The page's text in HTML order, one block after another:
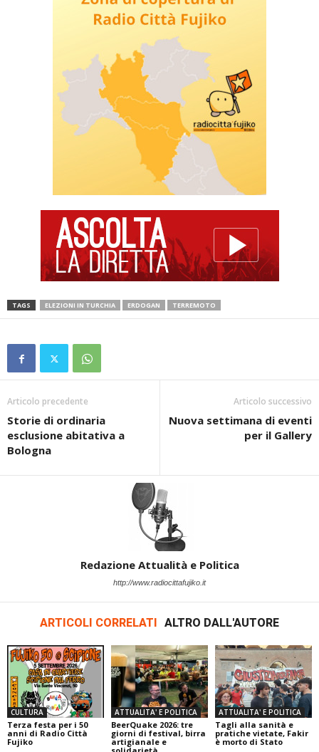
TAGS ELEZIONI IN TURCHIA ERDOGAN TERREMOTO
Articolo precedente
Storie di ordinaria
esclusione abitativa a
Bologna
Articolo successivo
Nuova settimana di eventi
per il Gallery
Redazione Attualità e Politica
http://www.radiocittafujiko.it
ARTICOLI CORRELATI ALTRO DALL'AUTORE
CULTURA
Terza festa per i 50
anni di Radio Città
Fujiko
ATTUALITA' E POLITICA
BeerQuake 2026: tre
giorni di festival, birra
artigianale e
ATTUALITA' E POLITICA
Tagli alla sanità e
pratiche vietate, Fakir
è morto di Stato